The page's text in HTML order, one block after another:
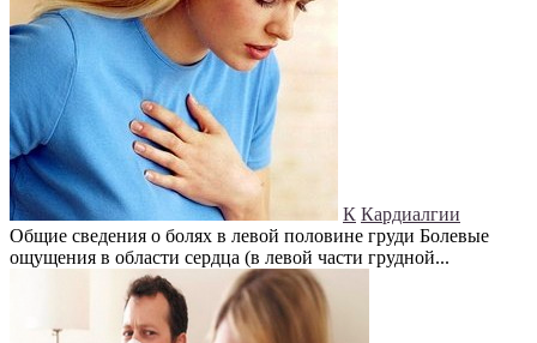
К Кардиалгии
Общие сведения о болях в левой половине груди Болевые
ощущения в области сердца (в левой части грудной...